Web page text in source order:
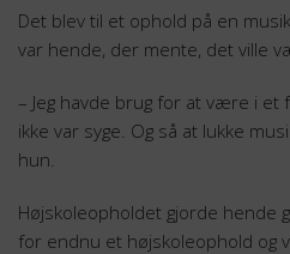
Det blev til et ophold på en
var hende, der mente, det ville
– Jeg havde brug for at være i
ikke var syge. Og så at lukke
hun.
Højskoleopholdet gjorde hende
for endnu et højskoleophold og